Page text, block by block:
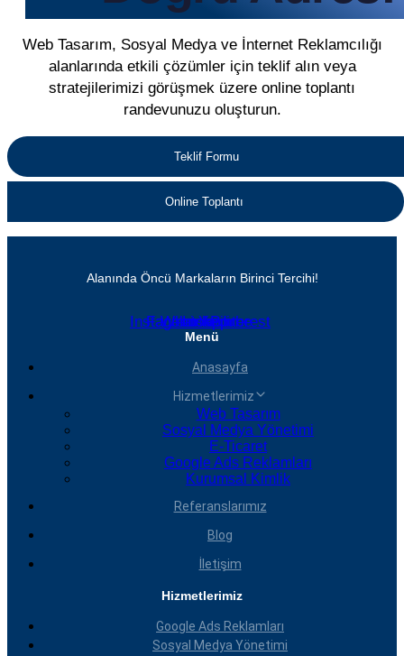
Web Tasarım, Sosyal Medya ve İnternet Reklamcılığı
alanlarında etkili çözümler için teklif alın veya
stratejilerimizi görüşmek üzere online toplantı
randevunuzu oluşturun.
Teklif Formu
Online Toplantı
Alanında Öncü Markaların Birinci Tercihi!
Instagram
Facebook
Whatsapp
Linkedin
Youtube
Pinterest
Menü
Anasayfa
Hizmetlerimiz
Web Tasarım
Sosyal Medya Yönetimi
E-Ticaret
Google Ads Reklamları
Kurumsal Kimlik
Referanslarımız
Blog
İletişim
Hizmetlerimiz
Google Ads Reklamları
Sosyal Medya Yönetimi